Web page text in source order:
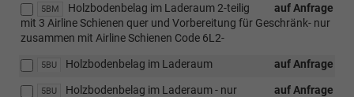
5BM auf Anfrage
Holzbodenbelag im Laderaum 2-teilig
mit 3 Airline Schienen quer und Vorbereitung für Geschränk- nur
zusammen mit Airline Schienen Code 6L2-
5BU auf Anfrage
Holzbodenbelag im Laderaum
5BU auf Anfrage
Holzbodenbelag im Laderaum - nur